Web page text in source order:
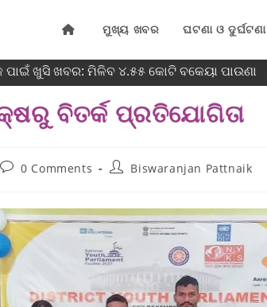
ମୁଖ୍ୟ ଖବର ଘଟଣା ଓ ଦୁର୍ଘଟଣା
ପାଇଁ ଖୁସି ଖବର: ମିଳିବ ୪.୫୫ କୋଟି ବକେୟା ପାଉଣା
ବିତର୍କ ପ୍ରତିଯୋଗିତା
0 Comments Biswaranjan Pattnaik